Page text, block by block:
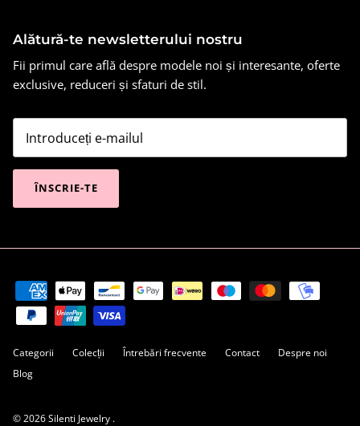
Alătură-te newsletterului nostru
Fii primul care află despre modele noi și interesante, oferte
exclusive, reduceri și sfaturi de stil.
ÎNSCRIE-TE
Categorii Colecții Întrebări frecvente Contact
Despre noi
Blog
© 2026Silenti Jewelry .